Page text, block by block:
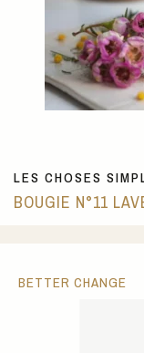
LES CHOSES
BOUGIE N°11
BETTER CHANGE